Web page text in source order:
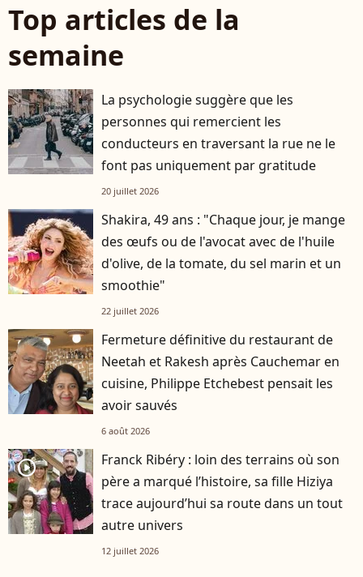
Top articles de la
semaine
La psychologie suggère que les
personnes qui remercient les
conducteurs en traversant la rue ne le
font pas uniquement par gratitude
20 juillet 2026
Shakira, 49 ans : "Chaque jour, je mange
des œufs ou de l'avocat avec de l'huile
d'olive, de la tomate, du sel marin et un
smoothie"
22 juillet 2026
Fermeture définitive du restaurant de
Neetah et Rakesh après Cauchemar en
cuisine, Philippe Etchebest pensait les
avoir sauvés
6 août 2026
player2
Franck Ribéry : loin des terrains où son
père a marqué l’histoire, sa fille Hiziya
trace aujourd’hui sa route dans un tout
autre univers
12 juillet 2026